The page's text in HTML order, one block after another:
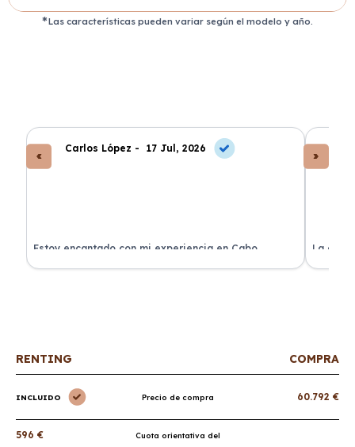
Las características pueden variar según el modelo y año.
Carlos López - 17 Jul, 2026
Estoy encantado con mi experiencia en Cabo
Renting. El coche llegó en perfectas condiciones y sin
La
de
RENTING COMPRA
INCLUIDO Precio de compra 60.792 €
596 €
Cuota orientativa del